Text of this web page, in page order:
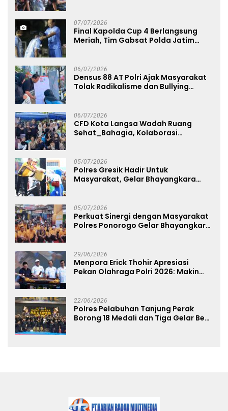
07/07/2026
Final Kapolda Cup 4 Berlangsung
Meriah, Tim Gabsat Polda Jatim
06/07/2026
Densus 88 AT Polri Ajak Masyarakat
Tolak Radikalisme dan Bullying
06/07/2026
CFD Kota Langsa Wadah Ruang
Sehat_Bahagia, Kolaborasi
05/07/2026
Polres Gresik Hadir Untuk
Masyarakat, Gelar Bhayangkara
05/07/2026
Perkuat Sinergi dengan Masyarakat
Polres Ponorogo Gelar Bhayangkara
29/06/2026
Menpora Erick Thohir Apresiasi
Pekan Olahraga Polri 2026: Makin
22/06/2026
Polres Pelabuhan Tanjung Perak
Borong 18 Medali dan Tiga Gelar Best